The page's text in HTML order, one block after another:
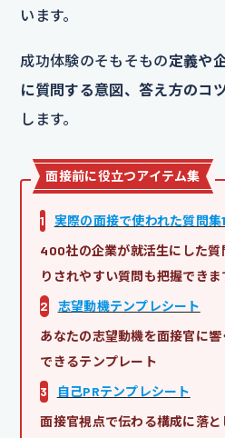
います。
成功体験のそもそもの定義や
に質問する意図、答え方のコ
します。
面接前に役立つアイテム集
1
実際の面接で使われた質問集
400社の企業が就活生にした質
りされやすい質問も把握できま
2
志望動機テンプレシート
あなたの志望動機を面接官に
できるテンプレート
3
自己PRテンプレシート
面接官視点で伝わる構成に落